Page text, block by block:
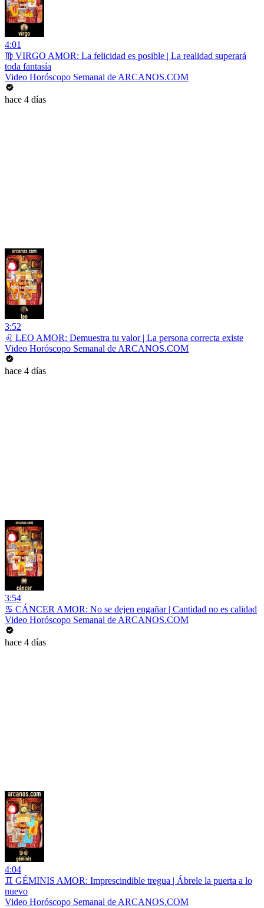
4:01
♍ VIRGO AMOR: La felicidad es posible | La realidad superará
toda fantasía
Video Horóscopo Semanal de ARCANOS.COM
hace 4 días
3:52
♌ LEO AMOR: Demuestra tu valor | La persona correcta existe
Video Horóscopo Semanal de ARCANOS.COM
hace 4 días
3:54
♋ CÁNCER AMOR: No se dejen engañar | Cantidad no es calidad
Video Horóscopo Semanal de ARCANOS.COM
hace 4 días
4:04
♊ GÉMINIS AMOR: Imprescindible tregua | Ábrele la puerta a lo
nuevo
Video Horóscopo Semanal de ARCANOS.COM